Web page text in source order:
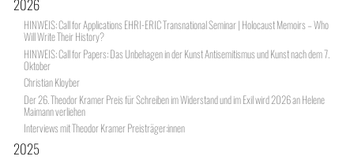
2026
HINWEIS: Call for Applications EHRI-ERIC Transnational Seminar | Holocaust Memoirs – Who
Will Write Their History?
HINWEIS: Call for Papers: Das Unbehagen in der Kunst Antisemitismus und Kunst nach dem 7.
Oktober
Christian Kloyber
Der 26. Theodor Kramer Preis für Schreiben im Widerstand und im Exil wird 2026 an Helene
Maimann verliehen
Interviews mit Theodor Kramer Preisträger:innen
2025